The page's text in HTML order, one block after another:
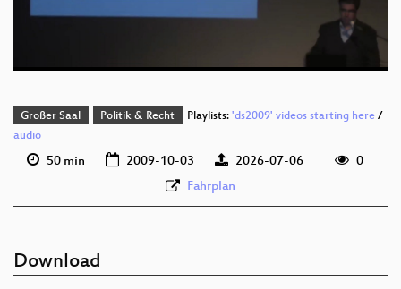
deu 576p (mp4)
Großer Saal Politik & Recht Playlists: 'ds2009' videos starting here/
audio
50 min 2009-10-03 2026-07-06
0
Fahrplan
Download